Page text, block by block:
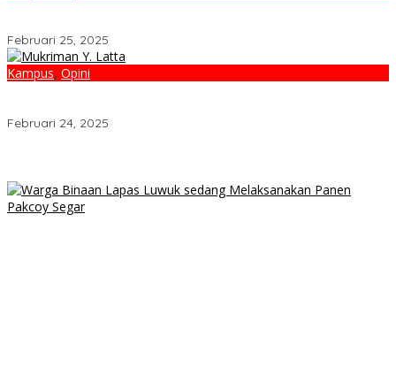
Februari 25, 2025
Kampus, Opini
Februari 24, 2025